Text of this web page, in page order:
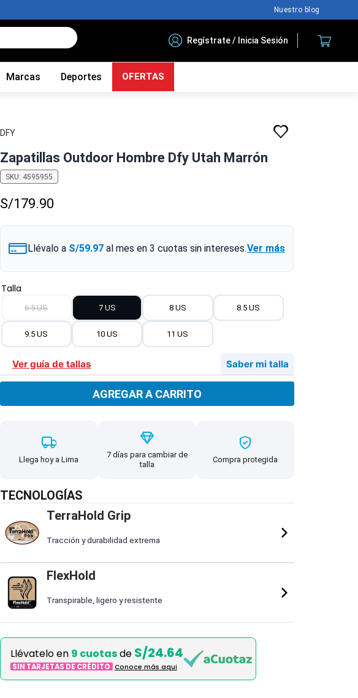
Nuestro blog
Regístrate / Inicia Sesión
Marcas Deportes OFERTAS
DFY
Zapatillas Outdoor Hombre Dfy Utah Marrón
SKU: 4595955
S/179.90
Llévalo a S/59.97al mes en 3 cuotas sin intereses.Ver más
Talla
6.5 US 7 US 8 US 8.5 US
9.5 US 10 US 11 US
Ver guía de tallas Saber mi talla
AGREGAR A CARRITO
Llega hoy a Lima
7 días para cambiar de
talla
Compra protegida
TECNOLOGÍAS
TerraHold Grip
Tracción y durabilidad extrema
FlexHold
Transpirable, ligero y resistente
Llévatelo en 9 cuotasde S/24.64
SIN TARJETAS DE CRÉDITO Conoce más aqui